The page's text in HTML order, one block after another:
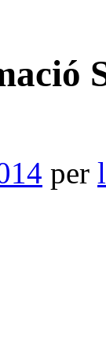
per